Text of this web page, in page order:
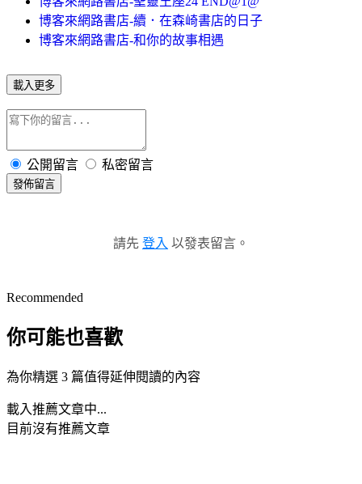
博客來網路書店-續．在森崎書店的日子
博客來網路書店-和你的故事相遇
載入更多
公開留言 私密留言
發佈留言
請先 登入 以發表留言。
Recommended
你可能也喜歡
為你精選 3 篇值得延伸閱讀的內容
載入推薦文章中...
目前沒有推薦文章